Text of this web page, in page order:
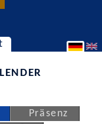
Präsenz